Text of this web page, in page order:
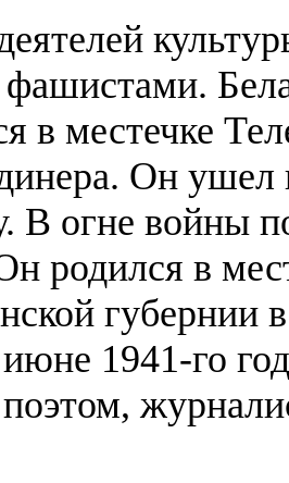
в местечке
Он ушел
В огне войны
родился в
губернии
1941-го